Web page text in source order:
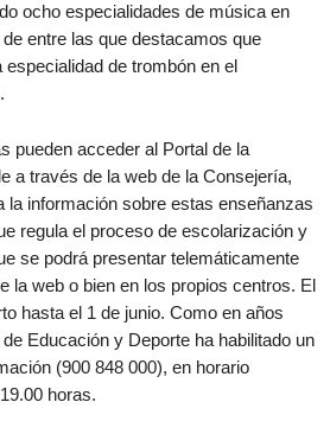
ocho especialidades de música en
entre las que destacamos que
de trombón en el
pueden acceder al Portal de la
a través de la web de la Consejería,
la información sobre estas enseñanzas
regula el proceso de escolarización y
se podrá presentar telemáticamente
la web o bien en los propios centros. El
hasta el 1 de junio. Como en años
Educación y Deporte ha habilitado un
(900 848 000), en horario
horas.